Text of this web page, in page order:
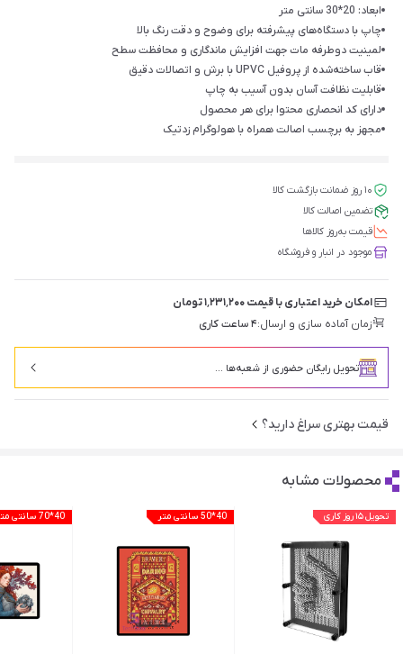
ابعاد: 20*30 سانتی متر
چاپ با دستگاه‌های پیشرفته برای وضوح و دقت رنگ بالا
لمینیت دوطرفه مات جهت افزایش ماندگاری و محافظت سطح
قاب ساخته‌شده از پروفیل UPVC با برش و اتصالات دقیق
قابلیت نظافت آسان بدون آسیب به چاپ
دارای کد انحصاری محتوا برای هر محصول
مجهز به برچسب اصالت همراه با هولوگرام زد‌تیک
۱۰ روز ضمانت بازگشت کالا
تضمین اصالت کالا
قیمت‌ به‌روز کالاها
موجود در انبار و فروشگاه
امکان خرید اعتباری با قیمت ۱٬۲۳۱٬۲۰۰ تومان
زمان آماده سازی و ارسال:۴ ساعت کاری
تحویل رایگان حضوری از شعبه‌ها ...
قیمت بهتری سراغ دارید؟
محصولات مشابه
تحویل ۱۵ روز کاری 40*50 سانتی متر 40*70 سانتی متر